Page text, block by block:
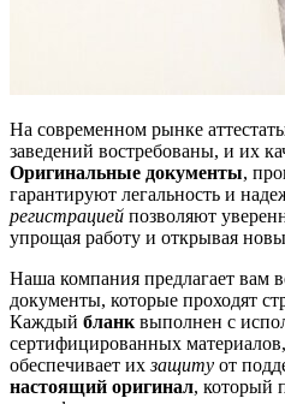
На современном рынке
заведений востребованы, и их
Оригинальные документы,
гарантируют легальность и
регистрацией позволяют
упрощая работу и открывая
Наша компания предлагает вам
документы, которые проходят
Каждый бланк выполнен с
сертифицированных
обеспечивает ихзащиту от
настоящий оригинал, который